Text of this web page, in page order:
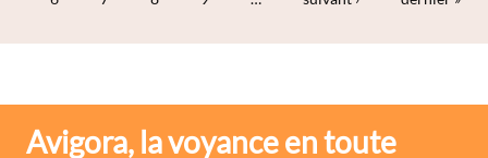
Pages
Avigora, la voyance en toute